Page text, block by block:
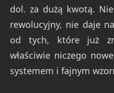
dol. za dużą kwotą.
rewolucyjny, nie daje
od tych, które już
właściwie niczego
systemem i fajnym